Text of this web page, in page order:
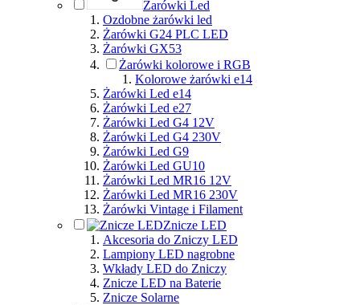
Żarówki Led
Ozdobne żarówki led
Żarówki G24 PLC LED
Żarówki GX53
Żarówki kolorowe i RGB
Kolorowe żarówki e14
Żarówki Led e14
Żarówki Led e27
Żarówki Led G4 12V
Żarówki Led G4 230V
Żarówki Led G9
Żarówki Led GU10
Żarówki Led MR16 12V
Żarówki Led MR16 230V
Żarówki Vintage i Filament
Znicze LED
Akcesoria do Zniczy LED
Lampiony LED nagrobne
Wkłady LED do Zniczy
Znicze LED na Baterie
Znicze Solarne